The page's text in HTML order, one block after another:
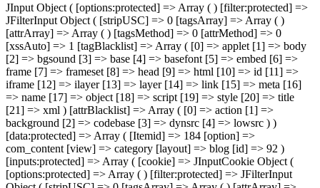
JInput Object ( [options:protected] => Array ( ) [filter:protected] =>
JFilterInput Object ( [stripUSC] => 0 [tagsArray] => Array ( )
[attrArray] => Array ( ) [tagsMethod] => 0 [attrMethod] => 0
[xssAuto] => 1 [tagBlacklist] => Array ( [0] => applet [1] => body
[2] => bgsound [3] => base [4] => basefont [5] => embed [6] =>
frame [7] => frameset [8] => head [9] => html [10] => id [11] =>
iframe [12] => ilayer [13] => layer [14] => link [15] => meta [16]
=> name [17] => object [18] => script [19] => style [20] => title
[21] => xml ) [attrBlacklist] => Array ( [0] => action [1] =>
background [2] => codebase [3] => dynsrc [4] => lowsrc ) )
[data:protected] => Array ( [Itemid] => 184 [option] =>
com_content [view] => category [layout] => blog [id] => 92 )
[inputs:protected] => Array ( [cookie] => JInputCookie Object (
[options:protected] => Array ( ) [filter:protected] => JFilterInput